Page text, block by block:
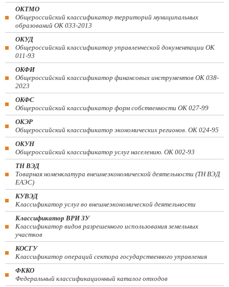
ОКТМО
Общероссийский классификатор территорий муниципальных
образований ОК 033-2013
ОКУД
Общероссийский классификатор управленческой документации ОК
011-93
ОКФИ
Общероссийский классификатор финансовых инструментов OK 038-
2023
ОКФС
Общероссийский классификатор форм собственности ОК 027-99
ОКЭР
Общероссийский классификатор экономических регионов. ОК 024-95
ОКУН
Общероссийский классификатор услуг населению. ОК 002-93
ТН ВЭД
Товарная номенклатура внешнеэкономической деятельности (ТН ВЭД
ЕАЭС)
КУВЭД
Классификатор услуг во внешнеэкономической деятельности
Классификатор ВРИ ЗУ
Классификатор видов разрешенного использования земельных
участков
КОСГУ
Классификатор операций сектора государственного управления
ФККО
Федеральный классификационный каталог отходов